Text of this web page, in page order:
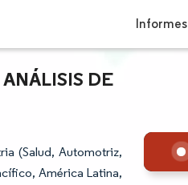
Informes
DE
(Salud, Automotriz,
América Latina,